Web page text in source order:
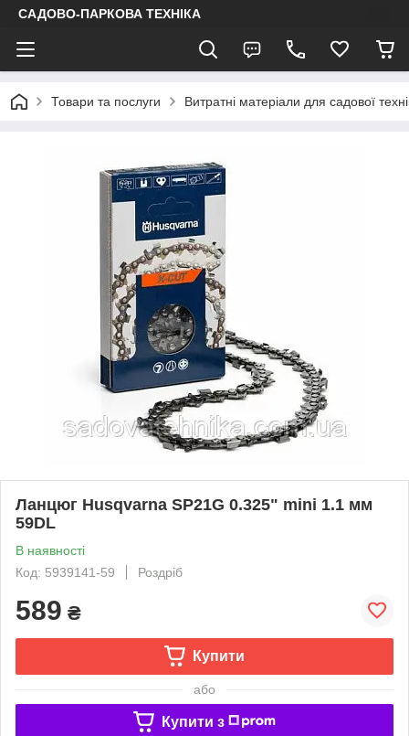
САДОВО-ПАРКОВА ТЕХНІКА
Товари та послуги Витратні матеріали для садової
Ланцюг Husqvarna SP21G 0.325" mini 1.1 мм
59DL
В наявності
Код: 5939141-59
Роздріб
589 ₴
Купити
або
Купити з